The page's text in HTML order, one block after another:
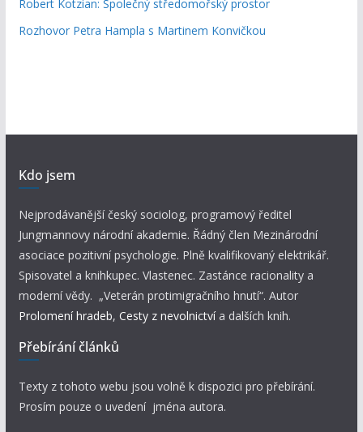
Robert Kotzian: Společný středomořský prostor
Rozhovor Petra Hampla s Martinem Konvičkou
Kdo jsem
Nejprodávanější český sociolog, programový ředitel
Jungmannovy národní akademie. Řádný člen Mezinárodní
asociace pozitivní psychologie. Plně kvalifikovaný elektrikář.
Spisovatel a knihkupec. Vlastenec. Zastánce racionality a
moderní vědy. „Veterán protimigračního hnutí“. Autor
Prolomení hradeb, Cesty z nevolnictví a dalších knih.
Přebírání článků
Texty z tohoto webu jsou volně k dispozici pro přebírání.
Prosím pouze o uvedení jména autora.